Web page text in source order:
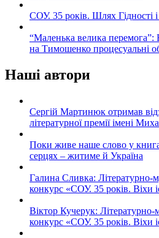
СОУ. 35 років. Шлях Гідності і
“Маленька велика
на Тимошенко процесуальні
Наші автори
Сергій Мартинюк отримав
літературної премії імені
Поки живе наше слово у
серцях – житиме й Україна
Галина Сливка: Літературно-
конкурс «СОУ. 35 років. Віхи
Віктор Кучерук:
конкурс «СОУ. 35 років. Віхи